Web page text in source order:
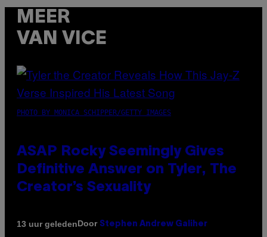
MEER
VAN VICE
PHOTO BY MONICA SCHIPPER/GETTY IMAGES
ASAP Rocky Seemingly Gives
Definitive Answer on Tyler, The
Creator’s Sexuality
13 uur geledenDoor Stephen Andrew Galiher